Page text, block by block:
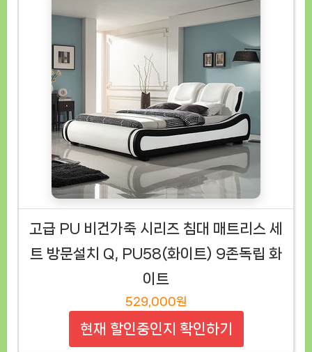
고급 PU 비건가죽 시리즈 침대 매트리스 세
트 방문설치 Q, PU58(화이트) 9존독립 화
이트
529,000원
현재 할인중인지 확인하기